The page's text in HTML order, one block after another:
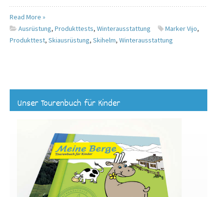
Read More »
Ausrüstung, Produkttests, Winterausstattung Marker Vijo,
Produkttest, Skiausrüstung, Skihelm, Winterausstattung
Unser Tourenbuch für Kinder